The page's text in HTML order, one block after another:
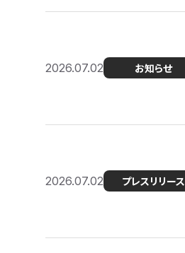
2026.07.02 お知らせ
2026.07.02 プレスリリース